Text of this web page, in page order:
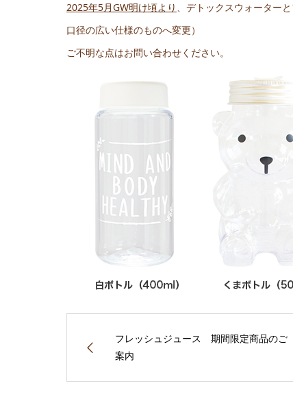
2025年5月GW明け頃より 、デトックスウォーター
口径の広い仕様のものへ変更）
ご不明な点はお問い合わせください。
フレッシュジュース 期間限定商品のご
案内